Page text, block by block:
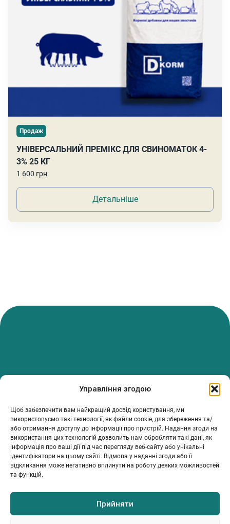
Управління згодою
Щоб забезпечити вам найкращий досвід користування, ми
використовуємо такі технології, як файли cookie, для збереження та/
або отримання доступу до інформації про пристрій. Надання згоди на
використання цих технологій дозволить нам обробляти такі дані, як
інформація про ваші дії під час перегляду веб-сайту або унікальні
ідентифікатори на цьому сайті. Відмова у наданні згоди або її
відкликання може негативно вплинути на роботу деяких можливостей
та функцій.
Прийняти
Продаж
УНІВЕРСАЛЬНИЙ ПРЕМІКС ДЛЯ СВИНОМАТОК 4-
3% 25 КГ
1 600 грн
Детальніше
PanTerrea — спільнота, що дбає про фермерів.
Ми об’єднуємо людей, досвід і рішення, щоб допомагати вам
розвивати ферму з упевненістю та підтримкою.
ТОВ Пантерея
ЄДРПОУ 46213847
76018, Україна, Івано-Франківський р-н, Івано-Франківська
обл., місто Івано-Франківськ, вулиця Сахарова Академіка,
будинок 23
Каталог
Умови та положення
info@panterrea.com